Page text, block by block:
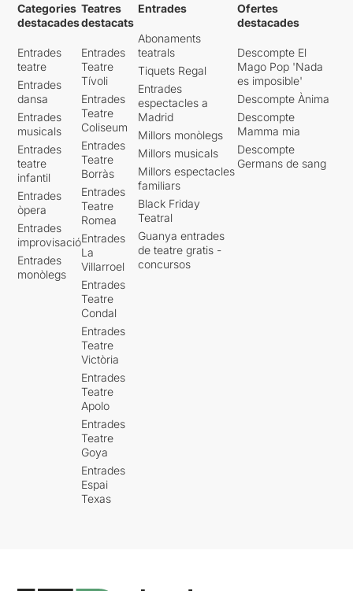
Categories
destacades
Entrades
teatre
Entrades
dansa
Entrades
musicals
Entrades
teatre
infantil
Entrades
òpera
Entrades
improvisació
Entrades
monòlegs
Teatres
destacats
Entrades
Teatre
Tívoli
Entrades
Teatre
Coliseum
Entrades
Teatre
Borràs
Entrades
Teatre
Romea
Entrades
La
Villarroel
Entrades
Teatre
Condal
Entrades
Teatre
Victòria
Entrades
Teatre
Apolo
Entrades
Teatre
Goya
Entrades
Espai
Texas
Entrades
Abonaments
teatrals
Tiquets Regal
Entrades
espectacles a
Madrid
Millors monòlegs
Millors musicals
Millors espectacles
familiars
Black Friday
Teatral
Guanya entrades
de teatre gratis -
concursos
Ofertes
destacades
Descompte El
Mago Pop 'Nada
es imposible'
Descompte Ànima
Descompte
Mamma mia
Descompte
Germans de sang